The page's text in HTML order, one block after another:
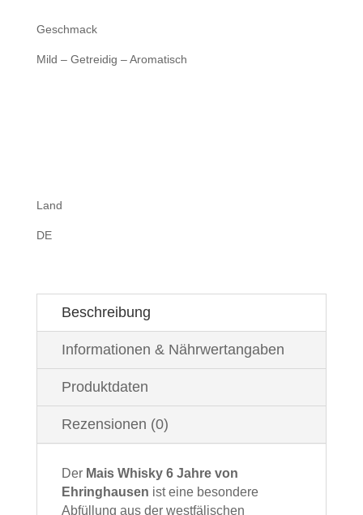
Geschmack
Mild – Getreidig – Aromatisch
Land
DE
Beschreibung
Informationen & Nährwertangaben
Produktdaten
Rezensionen (0)
Der Mais Whisky 6 Jahre von
Ehringhausen ist eine besondere
Abfüllung aus der westfälischen